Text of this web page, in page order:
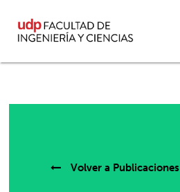
Volver a Publicaciones